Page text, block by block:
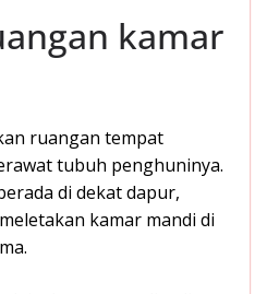
kamar
ruangan tempat
tubuh penghuninya.
di dekat dapur,
kamar mandi di